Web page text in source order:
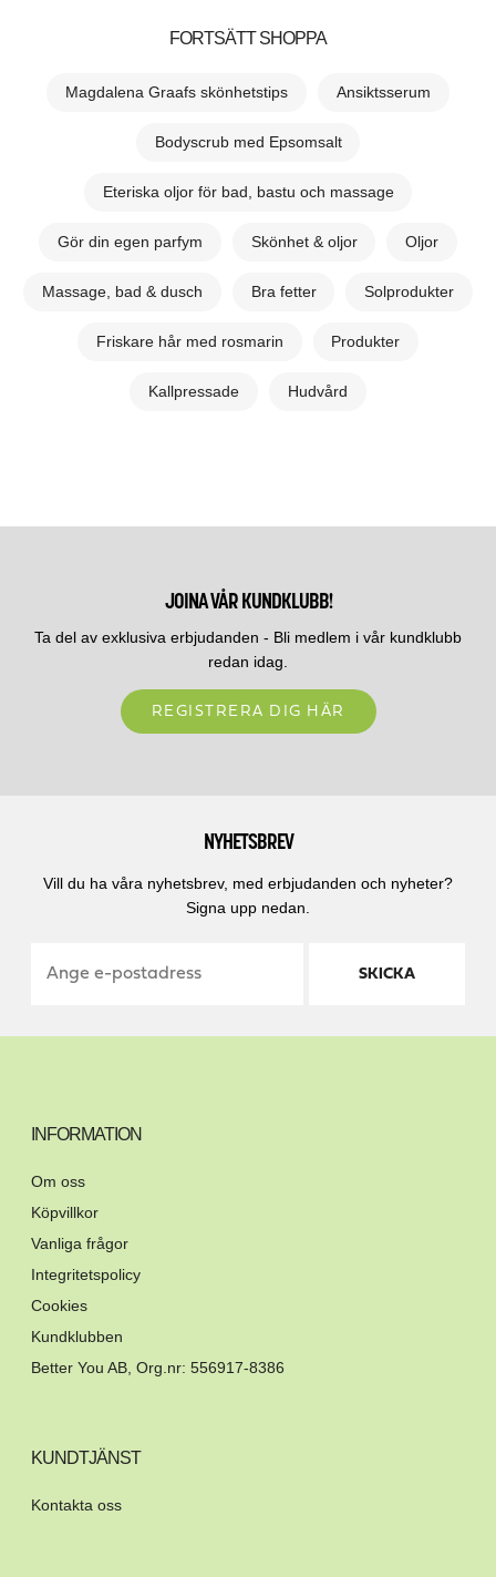
FORTSÄTT SHOPPA
Magdalena Graafs skönhetstips Ansiktsserum
Bodyscrub med Epsomsalt
Eteriska oljor för bad, bastu och massage
Gör din egen parfym Skönhet & oljor Oljor
Massage, bad & dusch Bra fetter Solprodukter
Friskare hår med rosmarin Produkter
Kallpressade Hudvård
JOINA VÅR KUNDKLUBB!
Ta del av exklusiva erbjudanden - Bli medlem i vår kundklubb
redan idag.
REGISTRERA DIG HÄR
NYHETSBREV
Vill du ha våra nyhetsbrev, med erbjudanden och nyheter?
Signa upp nedan.
SKICKA
INFORMATION
Om oss
Köpvillkor
Vanliga frågor
Integritetspolicy
Cookies
Kundklubben
Better You AB, Org.nr: 556917-8386
KUNDTJÄNST
Kontakta oss